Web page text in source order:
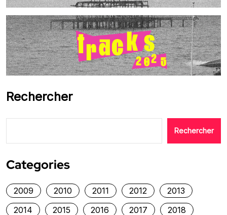
Rechercher
Rechercher
Categories
2009 2010 2011 2012
2013
2014
2015 2016 2017 2018